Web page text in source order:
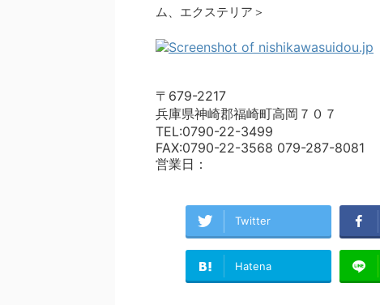
ム、エクステリア＞
〒679-2217
兵庫県神崎郡福崎町高岡７０７
TEL:0790-22-3499
FAX:0790-22-3568 079-287-8081
営業日：
Twitter
Hatena